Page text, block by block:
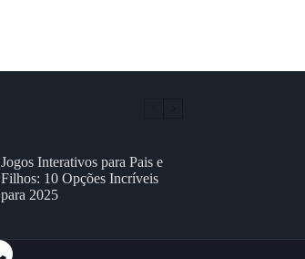
Jogos Interativos para Pais e
Filhos: 10 Opções Incríveis
para 2025